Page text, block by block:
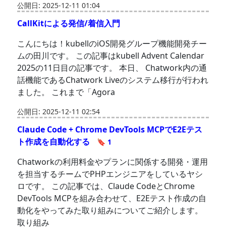
公開日: 2025-12-11 01:04
CallKitによる発信/着信入門
こんにちは！kubellのiOS開発グループ機能開発チー
ムの田川です。 この記事はkubell Advent Calendar
2025の11日目の記事です。 本日、 Chatwork内の通
話機能であるChatwork Liveのシステム移行が行われ
ました。 これまで「Agora
公開日: 2025-12-11 02:54
Claude Code + Chrome DevTools MCPでE2Eテス
ト作成を自動化する
🔖 1
Chatworkの利用料金やプランに関係する開発・運用
を担当するチームでPHPエンジニアをしているヤシ
ロです。 この記事では、Claude CodeとChrome
DevTools MCPを組み合わせて、E2Eテスト作成の自
動化をやってみた取り組みについてご紹介します。
取り組み